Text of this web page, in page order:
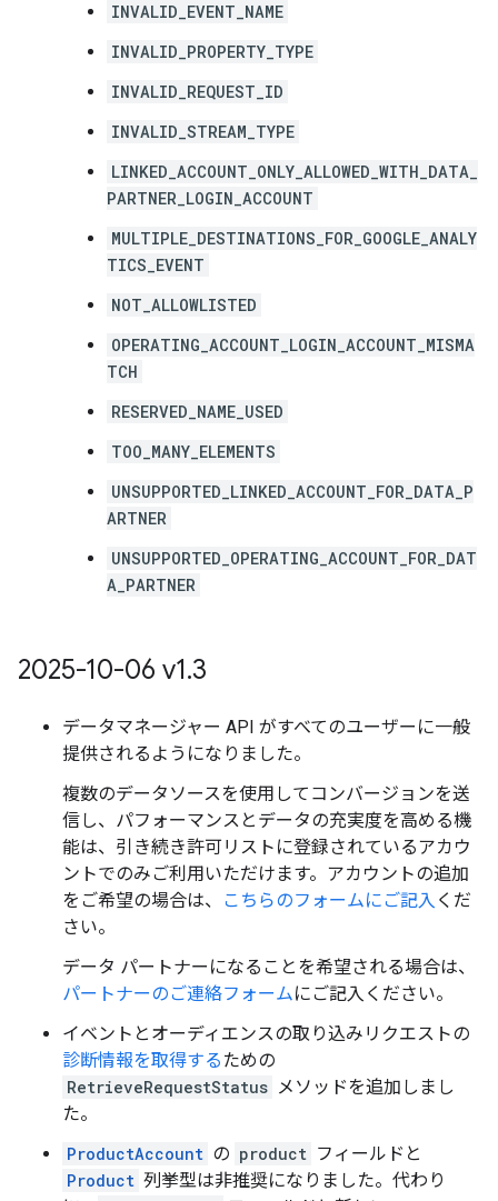
INVALID_EVENT_NAME
INVALID_PROPERTY_TYPE
INVALID_REQUEST_ID
INVALID_STREAM_TYPE
LINKED_ACCOUNT_ONLY_ALLOWED_WITH_DATA_
PARTNER_LOGIN_ACCOUNT
MULTIPLE_DESTINATIONS_FOR_GOOGLE_ANALY
TICS_EVENT
NOT_ALLOWLISTED
OPERATING_ACCOUNT_LOGIN_ACCOUNT_MISMA
TCH
RESERVED_NAME_USED
TOO_MANY_ELEMENTS
UNSUPPORTED_LINKED_ACCOUNT_FOR_DATA_P
ARTNER
UNSUPPORTED_OPERATING_ACCOUNT_FOR_DAT
A_PARTNER
2025-10-06 v1.3
データマネージャー API がすべてのユーザーに一般
提供されるようになりました。
複数のデータソースを使用してコンバージョンを送
信し、パフォーマンスとデータの充実度を高める機
能は、引き続き許可リストに登録されているアカウ
ントでのみご利用いただけます。アカウントの追加
をご希望の場合は、
こちらのフォームにご記入 くだ
さい。
データ パートナーになることを希望される場合は、
パートナーのご連絡フォームにご記入ください。
イベントとオーディエンスの取り込みリクエストの
診断情報を取得する ための
RetrieveRequestStatus メソッドを追加しまし
た。
ProductAccount の product フィールドと
Product 列挙型は非推奨になりました。代わり